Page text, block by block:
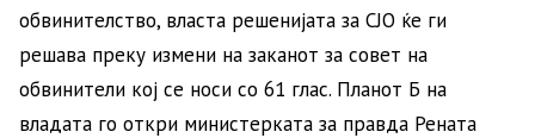
обвинителство, власта решенијата за СЈО ќе ги
решава преку измени на заканот за совет на
обвинители кој се носи со 61 глас. Планот Б на
владата го откри министерката за правда Рената